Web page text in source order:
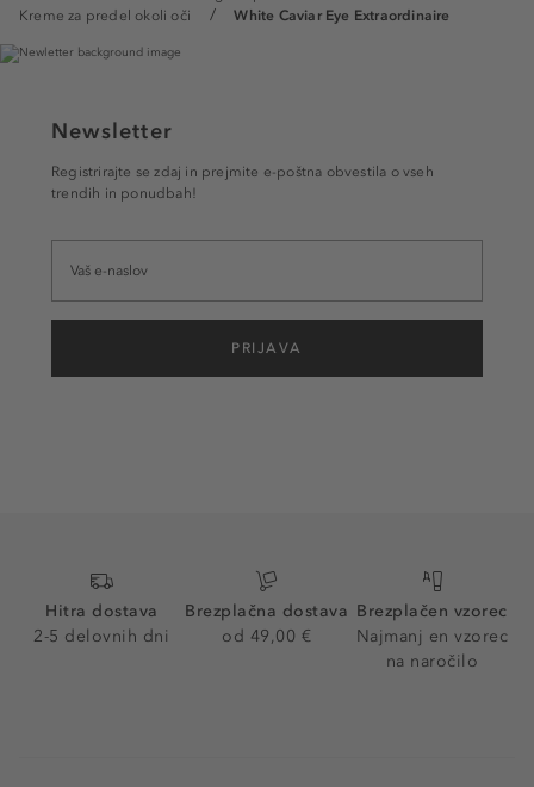
Kreme za predel okoli oči
White Caviar Eye Extraordinaire
Newsletter
Registrirajte se zdaj in prejmite e-poštna obvestila o vseh
trendih in ponudbah!
PRIJAVA
Hitra dostava
2-5 delovnih dni
Brezplačna dostava
od 49,00 €
Brezplačen vzorec
Najmanj en vzorec
na naročilo